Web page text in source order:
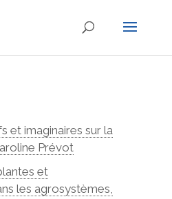
et imaginaires sur la
Prévot
et
les agrosystèmes,